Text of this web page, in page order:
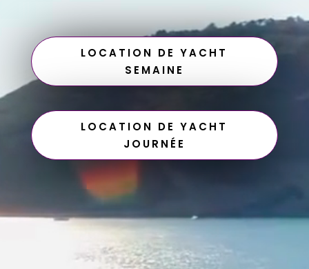
LOCATION DE YACHT
SEMAINE
LOCATION DE YACHT
JOURNÉE